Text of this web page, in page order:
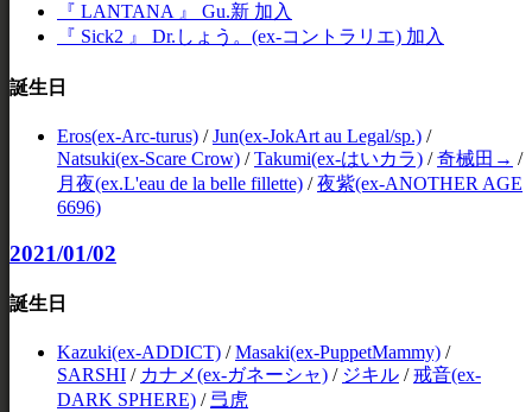
『 LANTANA 』 Gu.新 加入
『 Sick2 』 Dr.しょう。(ex-コントラリエ) 加入
誕生日
Eros(ex-Arc-turus) /Jun(ex-JokArt au Legal/sp.) /
Natsuki(ex-Scare Crow) /Takumi(ex-はいカラ) /奇械田→ /
月夜(ex.L'eau de la belle fillette) /夜紫(ex-ANOTHER AGE
6696)
2021/01/02
誕生日
Kazuki(ex-ADDICT) /Masaki(ex-PuppetMammy) /
SARSHI / カナメ(ex-ガネーシャ) / ジキル /戒音(ex-
DARK SPHERE) / 弖虎